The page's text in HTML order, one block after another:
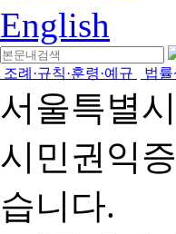
English
조례·규칙·훈령·예규 법
서울특별
시민권익
습니다.